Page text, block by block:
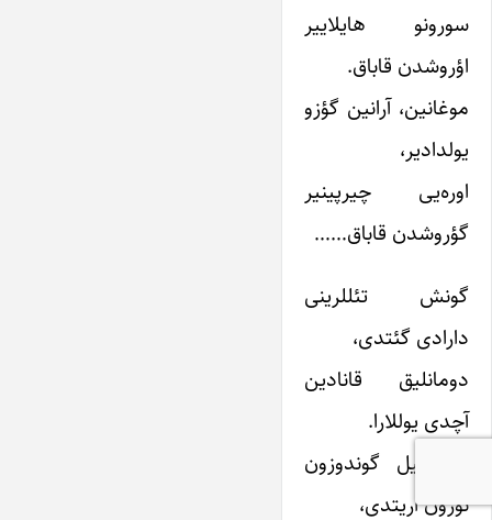
سورونو هایلاییر
اؤروشدن‌ قاباق‌.
موغانین‌، آرانین‌ گؤزو
یولدادیر،
اوره‌یی‌ چیرپینیر
گؤروشدن‌ قاباق‌……
گونش‌ تئللرینی‌
دارادی‌ گئتدی‌،
دومانلیق‌ قانادین‌
آچدی‌ یوللارا.
ائله‌ بیل‌ گوندوزون‌
نورون‌ اریتدی‌،